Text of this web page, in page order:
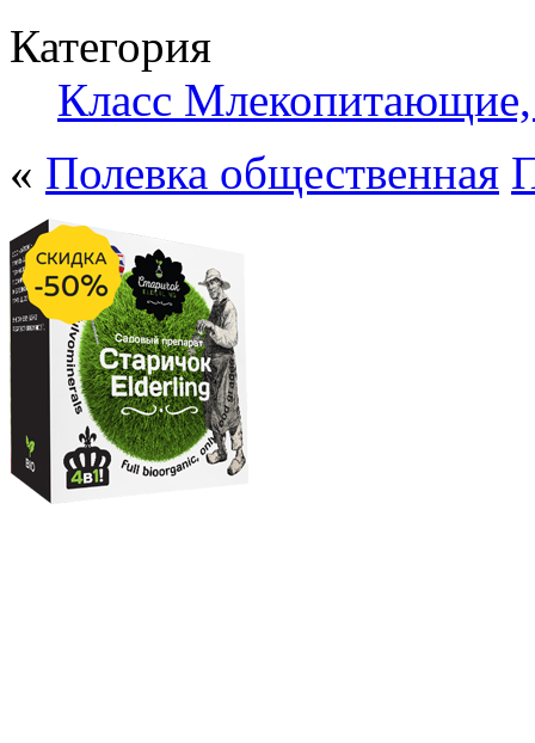
Категория
Класс Млекопитающие,
« Полевка общественная